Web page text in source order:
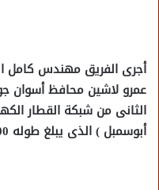
أجرى الفريق مهندس كامل
عمرو لاشين محافظ أسوان
الثانى من شبكة القطار
أبوسمبل ) الذى يبلغ طوله 1100 كم.